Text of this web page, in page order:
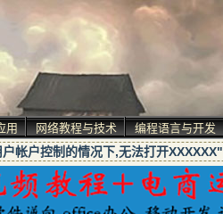
用 网络教程与技术 编程语言与开发
帐户控制的情况下,无法打开